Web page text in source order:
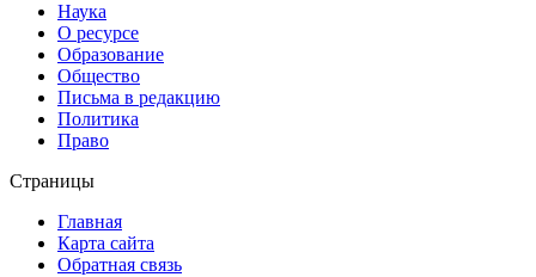
Наука
О ресурсе
Образование
Общество
Письма в редакцию
Политика
Право
Страницы
Главная
Карта сайта
Обратная связь